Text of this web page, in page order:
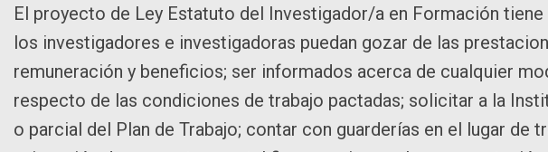
El proyecto de Ley Estatuto del Investigador/a en Formación
los investigadores e investigadoras puedan gozar de las
remuneración y beneficios; ser informados acerca de cualquier
respecto de las condiciones de trabajo pactadas; solicitar a la
o parcial del Plan de Trabajo; contar con guarderías en el lugar de